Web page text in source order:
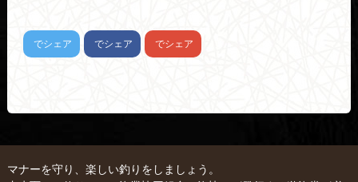
でシェア でシェア でシェア
マナーを守り、楽しい釣りをしましょう。